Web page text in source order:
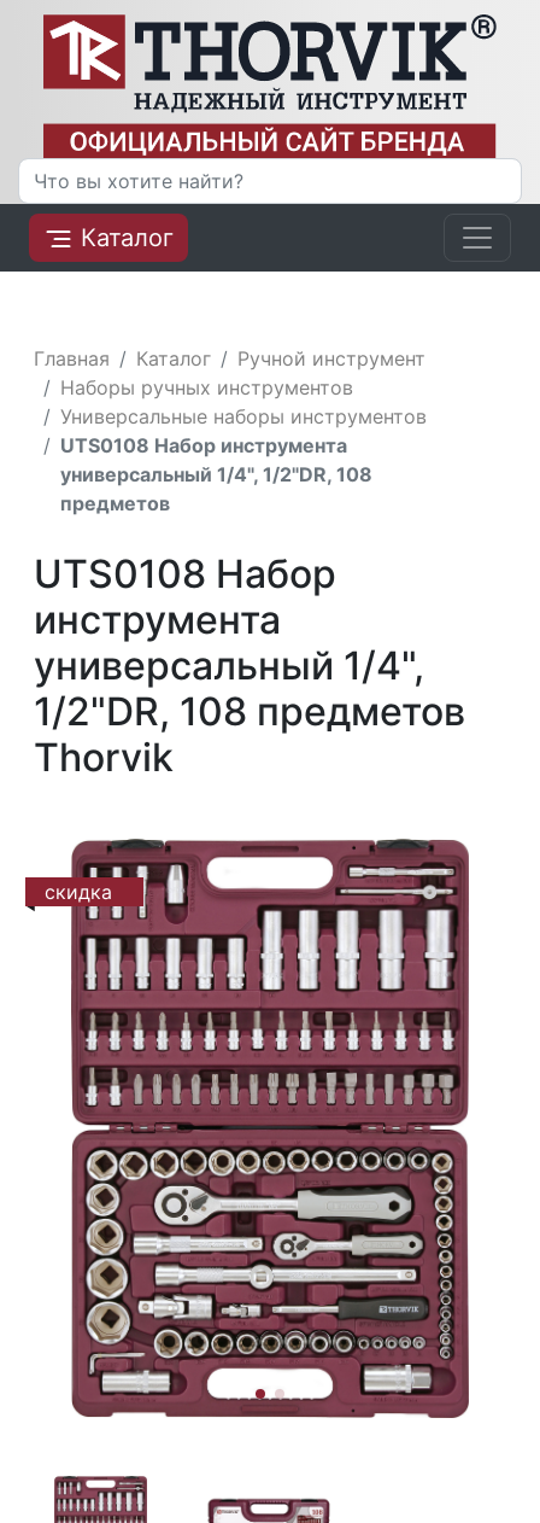
Каталог
Главная Каталог
Ручной инструмент
Наборы ручных инструментов
Универсальные наборы инструментов
UTS0108 Набор инструмента
универсальный 1/4", 1/2"DR, 108
предметов
UTS0108 Набор
инструмента
универсальный 1/4",
1/2"DR, 108 предметов
Thorvik
скидка